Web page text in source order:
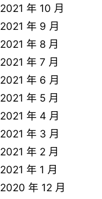
2021 年 10 月
2021 年 9 月
2021 年 8 月
2021 年 7 月
2021 年 6 月
2021 年 5 月
2021 年 4 月
2021 年 3 月
2021 年 2 月
2021 年 1 月
2020 年 12 月